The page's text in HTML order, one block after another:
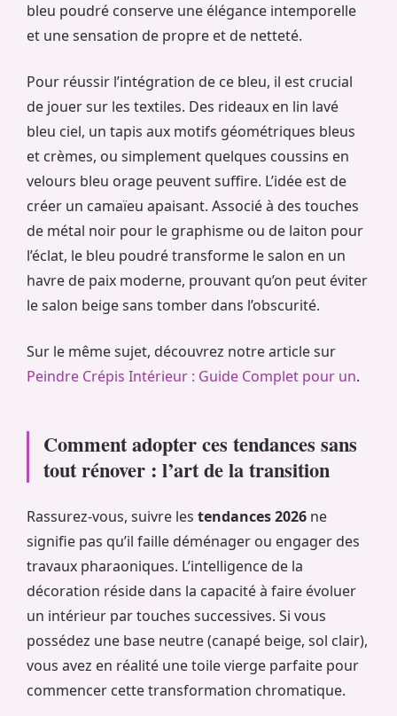
bleu poudré conserve une élégance intemporelle
et une sensation de propre et de netteté.
Pour réussir l’intégration de ce bleu, il est crucial
de jouer sur les textiles. Des rideaux en lin lavé
bleu ciel, un tapis aux motifs géométriques bleus
et crèmes, ou simplement quelques coussins en
velours bleu orage peuvent suffire. L’idée est de
créer un camaïeu apaisant. Associé à des touches
de métal noir pour le graphisme ou de laiton pour
l’éclat, le bleu poudré transforme le salon en un
havre de paix moderne, prouvant qu’on peut éviter
le salon beige sans tomber dans l’obscurité.
Sur le même sujet, découvrez notre article sur
Peindre Crépis Intérieur : Guide Complet pour un.
Comment adopter ces tendances sans
tout rénover : l’art de la transition
Rassurez-vous, suivre les tendances 2026 ne
signifie pas qu’il faille déménager ou engager des
travaux pharaoniques. L’intelligence de la
décoration réside dans la capacité à faire évoluer
un intérieur par touches successives. Si vous
possédez une base neutre (canapé beige, sol clair),
vous avez en réalité une toile vierge parfaite pour
commencer cette transformation chromatique.